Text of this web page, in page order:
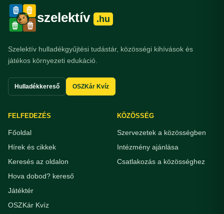
szelektív .hu
Szelektív hulladékgyűjtési tudástár, közösségi kihívások és
játékos környezeti edukáció.
Hulladékkereső OSZKár Kvíz
FELFEDEZÉS
Főoldal
Hírek és cikkek
Keresés az oldalon
Hova dobod? kereső
Játéktér
OSZKár Kvíz
KÖZÖSSÉG
Szervezetek a közösségben
Intézmény ajánlása
Csatlakozás a közösséghez